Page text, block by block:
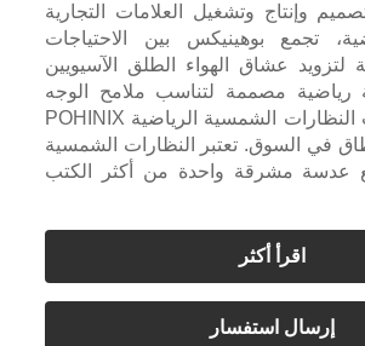
وإنتاج وتشغيل العلامات التجارية
تجمع بوهينيكس بين الاحتياجات
لتزويد عشاق الهواء الطلق الآسيويين
رياضية مصممة لتناسب ملامح الوجه
الآسيوية. اكتسبت النظارات الشمسية الرياضية POHINIX
في السوق. تعتبر النظارات الشمسية
مع عدسة مشرقة واحدة من أكثر الكتب
اقرأ أكثر
إرسال استفسار